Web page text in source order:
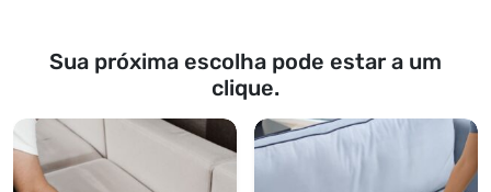
Sua próxima escolha pode estar a um
clique.